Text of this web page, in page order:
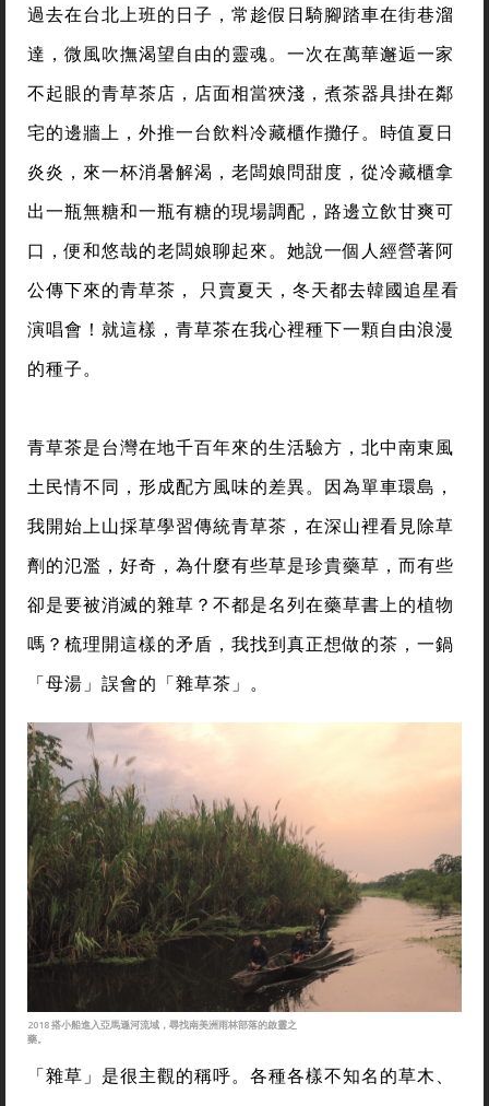
過去在台北上班的日子，常趁假日騎腳踏車在街巷溜
達，微風吹撫渴望自由的靈魂。一次在萬華邂逅一家
不起眼的青草茶店，店面相當狹淺，煮茶器具掛在鄰
宅的邊牆上，外推一台飲料冷藏櫃作攤仔。時值夏日
炎炎，來一杯消暑解渴，老闆娘問甜度，從冷藏櫃拿
出一瓶無糖和一瓶有糖的現場調配，路邊立飲甘爽可
口，便和悠哉的老闆娘聊起來。她說一個人經營著阿
公傳下來的青草茶， 只賣夏天，冬天都去韓國追星看
演唱會！就這樣，青草茶在我心裡種下一顆自由浪漫
的種子。
青草茶是台灣在地千百年來的生活驗方，北中南東風
土民情不同，形成配方風味的差異。因為單車環島，
我開始上山採草學習傳統青草茶，在深山裡看見除草
劑的氾濫，好奇，為什麼有些草是珍貴藥草，而有些
卻是要被消滅的雜草？不都是名列在藥草書上的植物
嗎？梳理開這樣的矛盾，我找到真正想做的茶，一鍋
「母湯」誤會的「雜草茶」。
2018 搭小船進入亞馬遜河流域，尋找南美洲雨林部落的啟靈之
藥。
「雜草」是很主觀的稱呼。各種各樣不知名的草木、